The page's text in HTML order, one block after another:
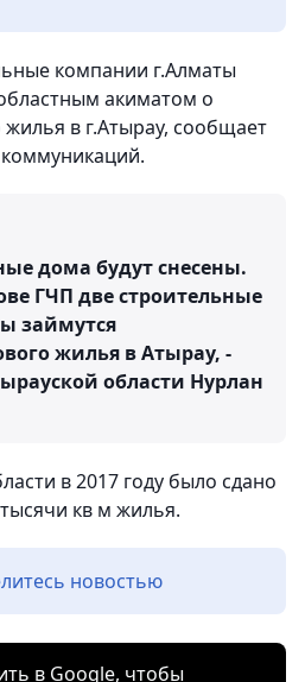
компании г.Алматы
акиматом о
жилья в г.Атырау, сообщает
дома будут снесены.
ГЧП две строительные
займутся
жилья в Атырау, -
области Нурлан
в 2017 году было сдано
кв м жилья.
новостью
в Google, чтобы